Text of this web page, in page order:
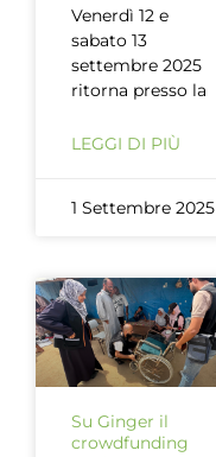
Venerdì 12 e
sabato 13
settembre 2025
ritorna presso la
LEGGI DI PIÙ
1 Settembre 2025
Su Ginger il
crowdfunding